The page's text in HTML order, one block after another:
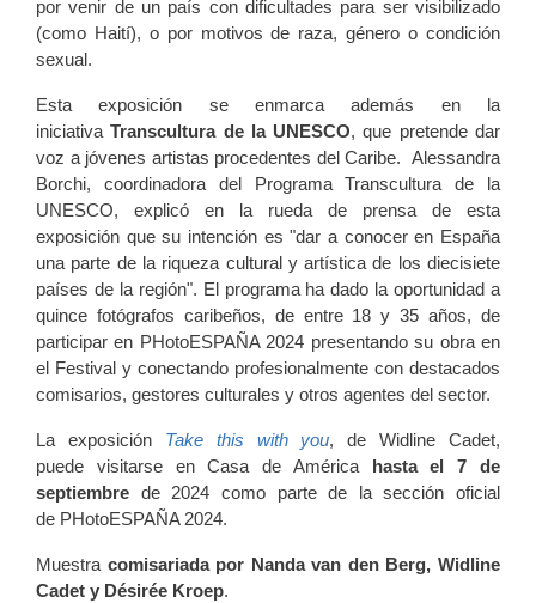
por venir de un país con dificultades para ser visibilizado
(como Haití), o por motivos de raza, género o condición
sexual.
Esta exposición se enmarca además en la
iniciativaTranscultura de la UNESCO, que pretende dar
voz a jóvenes artistas procedentes del Caribe. Alessandra
Borchi, coordinadora del Programa Transcultura de la
UNESCO, explicó en la rueda de prensa de esta
exposición que su intención es "dar a conocer en España
una parte de la riqueza cultural y artística de los diecisiete
países de la región". El programa ha dado la oportunidad a
quince fotógrafos caribeños, de entre 18 y 35 años, de
participar en PHotoESPAÑA 2024 presentando su obra en
el Festival y conectando profesionalmente con destacados
comisarios, gestores culturales y otros agentes del sector.
La exposición Take this with you, de Widline Cadet,
puede visitarse en Casa de América hasta el 7 de
septiembre de 2024 como parte de la sección oficial
de PHotoESPAÑA 2024.
Muestra comisariada por Nanda van den Berg, Widline
Cadet y Désirée Kroep.